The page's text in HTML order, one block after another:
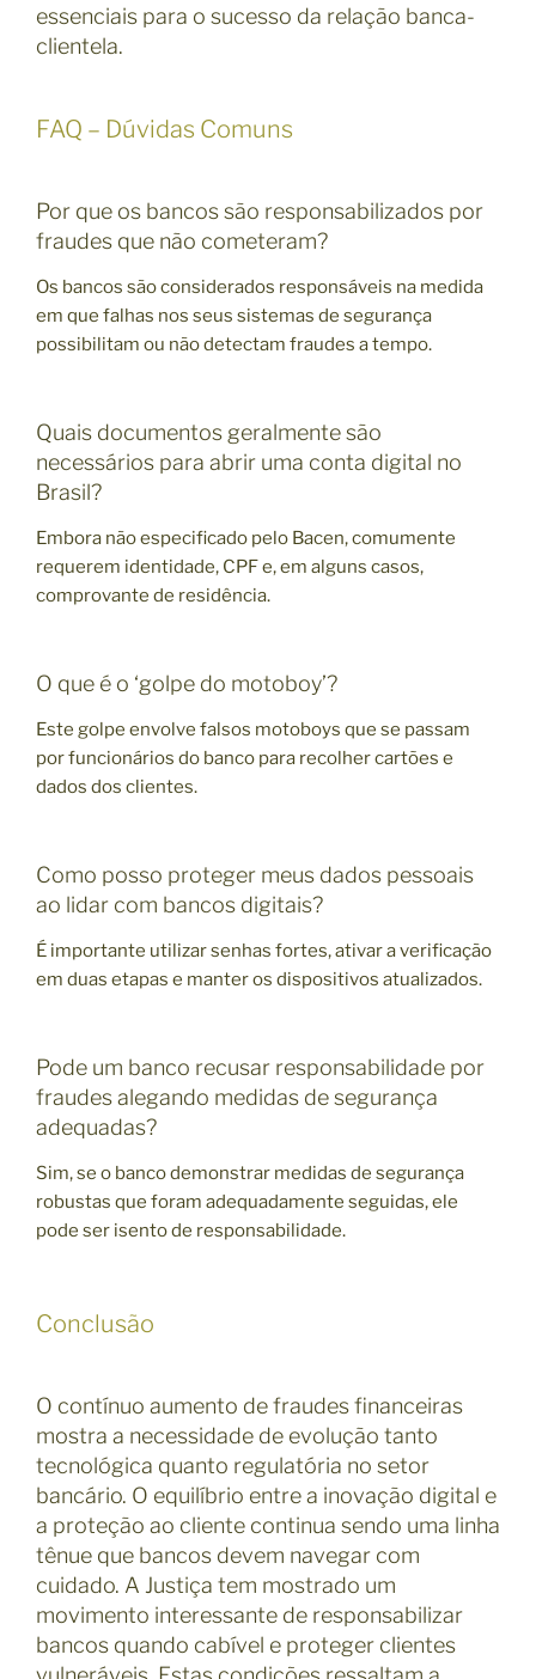
essenciais para o sucesso da relação banca-
clientela.
FAQ – Dúvidas Comuns
Por que os bancos são responsabilizados por
fraudes que não cometeram?
Os bancos são considerados responsáveis na medida
em que falhas nos seus sistemas de segurança
possibilitam ou não detectam fraudes a tempo.
Quais documentos geralmente são
necessários para abrir uma conta digital no
Brasil?
Embora não especificado pelo Bacen, comumente
requerem identidade, CPF e, em alguns casos,
comprovante de residência.
O que é o ‘golpe do motoboy’?
Este golpe envolve falsos motoboys que se passam
por funcionários do banco para recolher cartões e
dados dos clientes.
Como posso proteger meus dados pessoais
ao lidar com bancos digitais?
É importante utilizar senhas fortes, ativar a verificação
em duas etapas e manter os dispositivos atualizados.
Pode um banco recusar responsabilidade por
fraudes alegando medidas de segurança
adequadas?
Sim, se o banco demonstrar medidas de segurança
robustas que foram adequadamente seguidas, ele
pode ser isento de responsabilidade.
Conclusão
O contínuo aumento de fraudes financeiras
mostra a necessidade de evolução tanto
tecnológica quanto regulatória no setor
bancário. O equilíbrio entre a inovação digital e
a proteção ao cliente continua sendo uma linha
tênue que bancos devem navegar com
cuidado. A Justiça tem mostrado um
movimento interessante de responsabilizar
bancos quando cabível e proteger clientes